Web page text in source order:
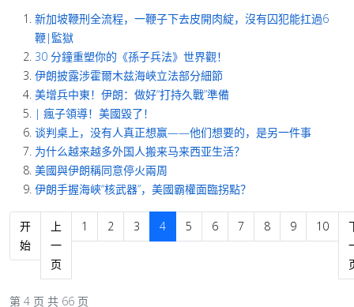
新加坡鞭刑全流程，一鞭子下去皮開肉綻，沒有囚犯能扛過6
鞭|監獄
30 分鐘重塑你的《孫子兵法》世界觀！
伊朗披露涉霍爾木兹海峽立法部分細節
美增兵中東！伊朗：做好“打持久戰”準備
| 瘋子領導！美國毀了！
谈判桌上，没有人真正想赢——他们想要的，是另一件事
为什么越来越多外国人搬来马来西亚生活？
美國與伊朗稱同意停火兩周
伊朗手握海峽“核武器”，美國霸權面臨拐點？
开
始
上
一
页
1 2 3 4 5 6 7 8 9 10
第 4 页 共 66 页